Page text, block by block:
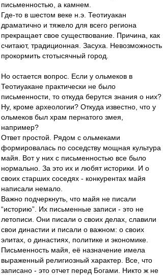
письменностью, а камнем.
Где-то в шестом веке н.э. Теотиуакан
драматично и тяжело для всего региона
прекращает свое существование. Причина, как
считают, традиционная. Засуха. Невозможность
прокормить стотысячный город.
Но остается вопрос. Если у ольмеков в
Теотиуакане практически не было
письменности, то откуда берутся знания о них?
Ну, кроме археологии? Откуда известно, что у
ольмеков был храм пернатого змея,
например?
Ответ простой. Рядом с ольмеками
формировалась по соседству мощная культура
майя. Вот у них с письменностью все было
нормально. За это их и любят историки. И о
своих старших соседях - конкурентах майя
написали немало.
Важно подчеркнуть, что майя не писали
“историю”. Их письменные записи - это не
летописи. Они писали о своих делах, славили
свои династии и писали о важном: о своих
элитах, о династиях, политике и экономике.
Письменность майя, её назначение имела
выраженный религиозный характер. Все, что
записано - это отчет перед Богами. Никто ж не